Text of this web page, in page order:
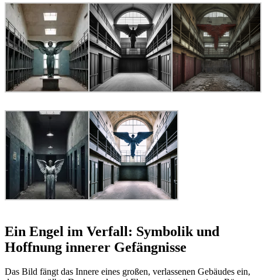
Ein Engel im Verfall: Symbolik und
Hoffnung innerer Gefängnisse
Das Bild fängt das Innere eines großen, verlassenen Gebäudes ein,